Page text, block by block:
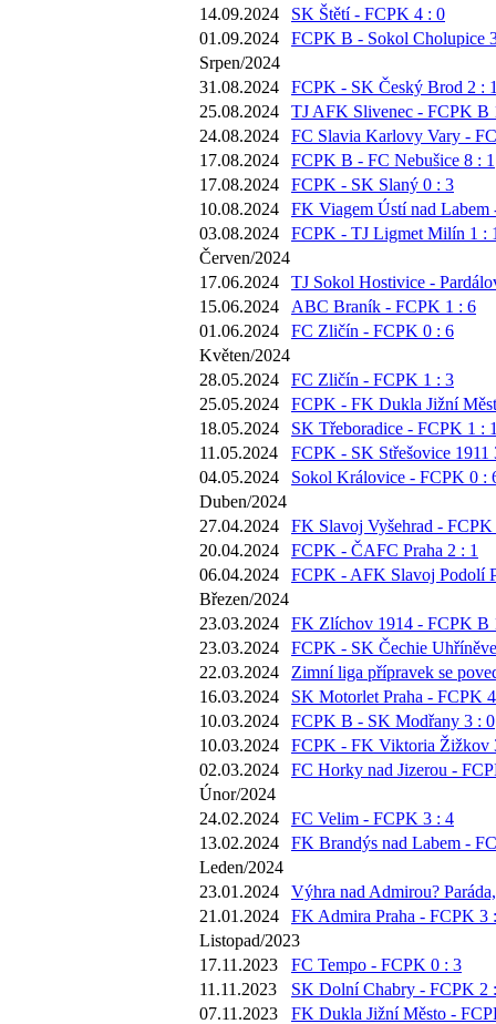
14.09.2024
SK Štětí - FCPK 4 : 0
01.09.2024
FCPK B - Sokol Cholupice
Srpen/2024
31.08.2024
FCPK - SK Český Brod 2 :
25.08.2024
TJ AFK Slivenec - FCPK B
24.08.2024
FC Slavia Karlovy Vary -
17.08.2024
FCPK B - FC Nebušice 8 : 1
17.08.2024
FCPK - SK Slaný 0 : 3
10.08.2024
FK Viagem Ústí nad Labem
03.08.2024
FCPK - TJ Ligmet Milín 1 :
Červen/2024
17.06.2024
TJ Sokol Hostivice -
15.06.2024
ABC Braník - FCPK 1 : 6
01.06.2024
FC Zličín - FCPK 0 : 6
Květen/2024
28.05.2024
FC Zličín - FCPK 1 : 3
25.05.2024
FCPK - FK Dukla Jižní
18.05.2024
SK Třeboradice - FCPK 1 :
11.05.2024
FCPK - SK Střešovice 1911
04.05.2024
Sokol Královice - FCPK 0 :
Duben/2024
27.04.2024
FK Slavoj Vyšehrad - FCPK
20.04.2024
FCPK - ČAFC Praha 2 : 1
06.04.2024
FCPK - AFK Slavoj Podolí
Březen/2024
23.03.2024
FK Zlíchov 1914 - FCPK B
23.03.2024
FCPK - SK Čechie
22.03.2024
Zimní liga přípravek se
16.03.2024
SK Motorlet Praha - FCPK
10.03.2024
FCPK B - SK Modřany 3 : 0
10.03.2024
FCPK - FK Viktoria Žižkov
02.03.2024
FC Horky nad Jizerou -
Únor/2024
24.02.2024
FC Velim - FCPK 3 : 4
13.02.2024
FK Brandýs nad Labem -
Leden/2024
23.01.2024
Výhra nad Admirou?
21.01.2024
FK Admira Praha - FCPK 3
Listopad/2023
17.11.2023
FC Tempo - FCPK 0 : 3
11.11.2023
SK Dolní Chabry - FCPK 2
07.11.2023
FK Dukla Jižní Město -